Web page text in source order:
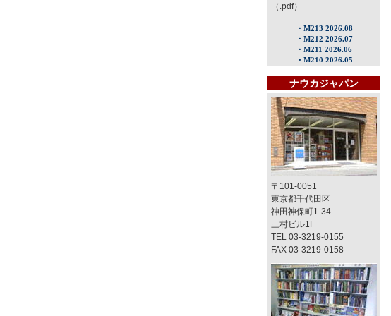
（.pdf）
ナウカジャパン
〒101-0051
東京都千代田区
神田神保町1-34
三村ビル1F
TEL 03-3219-0155
FAX 03-3219-0158